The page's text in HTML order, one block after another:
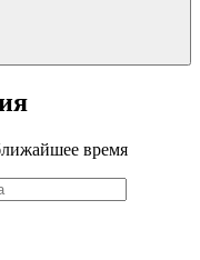
время